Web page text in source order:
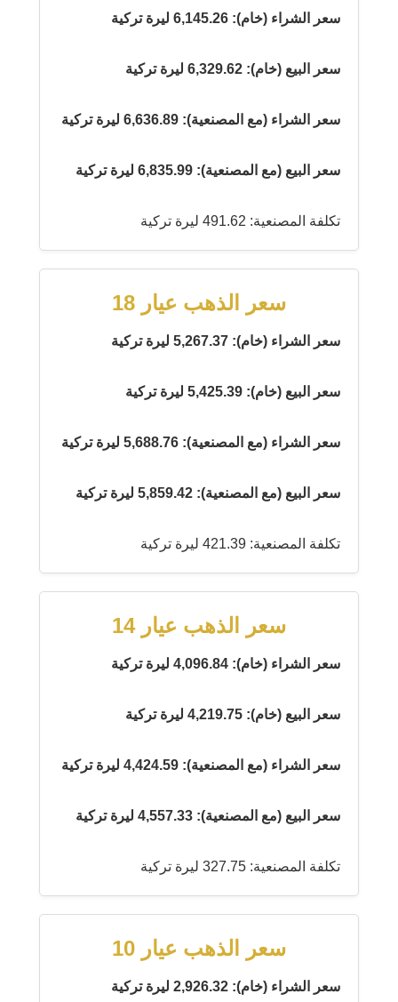
سعر الشراء (خام): 6,145.26 ليرة تركية
سعر البيع (خام): 6,329.62 ليرة تركية
سعر الشراء (مع المصنعية): 6,636.89 ليرة تركية
سعر البيع (مع المصنعية): 6,835.99 ليرة تركية
تكلفة المصنعية: 491.62 ليرة تركية
سعر الذهب عيار 18
سعر الشراء (خام): 5,267.37 ليرة تركية
سعر البيع (خام): 5,425.39 ليرة تركية
سعر الشراء (مع المصنعية): 5,688.76 ليرة تركية
سعر البيع (مع المصنعية): 5,859.42 ليرة تركية
تكلفة المصنعية: 421.39 ليرة تركية
سعر الذهب عيار 14
سعر الشراء (خام): 4,096.84 ليرة تركية
سعر البيع (خام): 4,219.75 ليرة تركية
سعر الشراء (مع المصنعية): 4,424.59 ليرة تركية
سعر البيع (مع المصنعية): 4,557.33 ليرة تركية
تكلفة المصنعية: 327.75 ليرة تركية
سعر الذهب عيار 10
سعر الشراء (خام): 2,926.32 ليرة تركية